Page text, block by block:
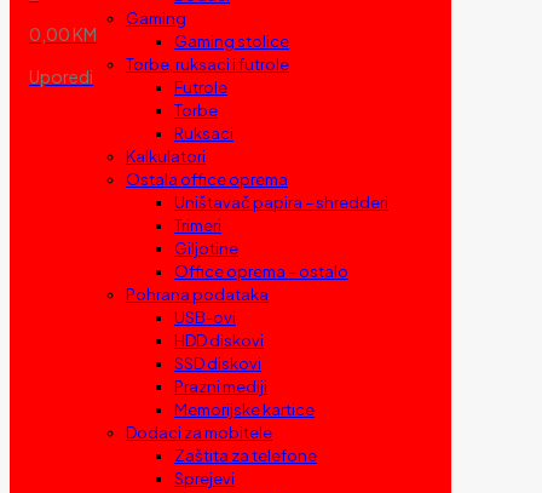
0,00 KM
Uporedi
Gaming
Gaming stolice
Torbe, ruksaci i futrole
Futrole
Torbe
Ruksaci
Kalkulatori
Ostala office oprema
Uništavač papira – shredderi
Trimeri
Giljotine
Office oprema – ostalo
Pohrana podataka
USB-ovi
HDD diskovi
SSD diskovi
Prazni mediji
Memorijske kartice
Dodaci za mobitele
Zaštita za telefone
Sprejevi